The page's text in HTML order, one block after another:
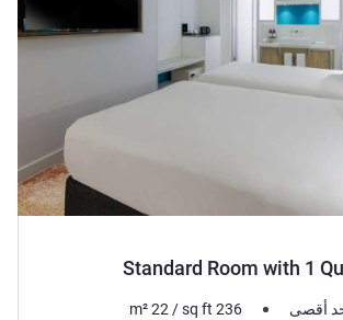
Standard Room with 1
m²22/sq ft 236